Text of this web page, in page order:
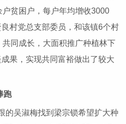
贫困户，每户年均增收3000
村党总支部委员，和该镇6个村
同成长，大面积推广种植林下
果，实现共同富裕做出了较大
跑
吴淑梅找到梁宗锁希望扩大种